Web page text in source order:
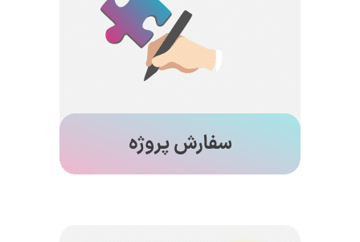
می توانید پروژه های CFD خود را برای شبیه سازی و
آموزش توسط تیم متخصص انسیس فلوئنت سفارش
دانشگاهی یا صنعتی از مشاوره رایگان و پشتیبانی فنی
رایگان پس از انجام پروژه خود بهره مند شوید.